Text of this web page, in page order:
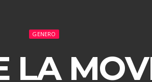
GENERO
LA